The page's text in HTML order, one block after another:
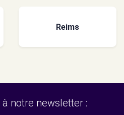
Reims
notre newsletter :